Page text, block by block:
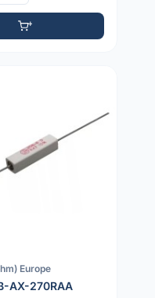
Europe
AX-270RAA